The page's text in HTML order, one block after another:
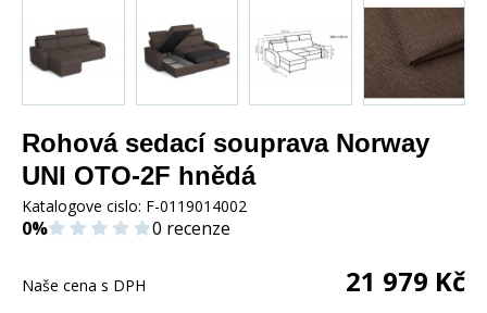
Rohová sedací souprava Norway
UNI OTO-2F hnědá
Katalogove cislo: F-0119014002
0% 0 recenze
Naše cena s DPH 21 979 Kč